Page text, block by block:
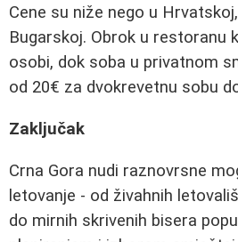
Cene su niže nego u
Bugarskoj. Obrok u restoranu
osobi, dok soba u privatnom
od 20€ za dvokrevetnu sobu
Zaključak
Crna Gora nudi raznovrsne
letovanje - od živahnih
do mirnih skrivenih bisera